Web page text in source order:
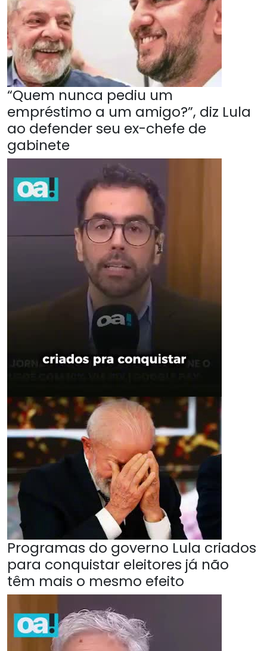
“Quem nunca pediu um
empréstimo a um amigo?”, diz Lula
ao defender seu ex-chefe de
gabinete
Programas do governo Lula criados
para conquistar eleitores já não
têm mais o mesmo efeito